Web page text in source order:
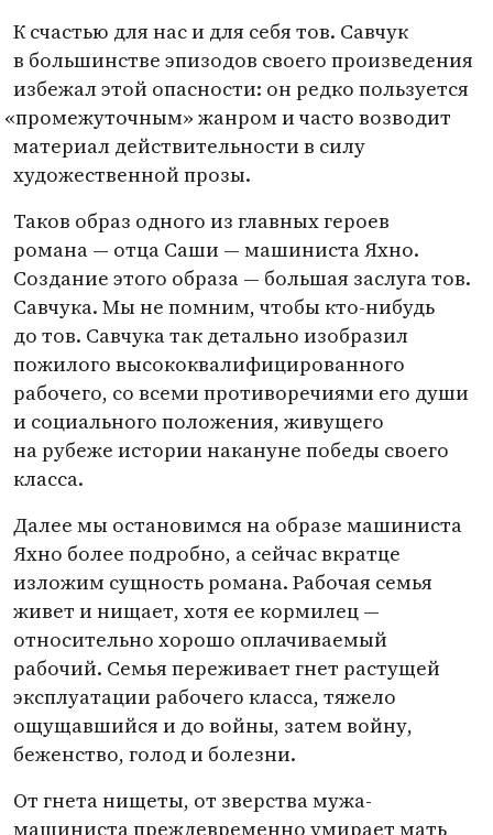
К счастью для нас и для себя тов. Савчук
в большинстве эпизодов своего произведения
избежал этой опасности: он редко пользуется
«промежуточным» жанром и часто возводит
материал действительности в силу
художественной прозы.
Таков образ одного из главных героев
романа — отца Саши — машиниста Яхно.
Создание этого образа — большая заслуга тов.
Савчука. Мы не помним, чтобы кто-нибудь
до тов. Савчука так детально изобразил
пожилого высококвалифицированного
рабочего, со всеми противоречиями его души
и социального положения, живущего
на рубеже истории накануне победы своего
класса.
Далее мы остановимся на образе машиниста
Яхно более подробно, а сейчас вкратце
изложим сущность романа. Рабочая семья
живет и нищает, хотя ее кормилец —
относительно хорошо оплачиваемый
рабочий. Семья переживает гнет растущей
эксплуатации рабочего класса, тяжело
ощущавшийся и до войны, затем войну,
беженство, голод и болезни.
От гнета нищеты, от зверства мужа-
машиниста преждевременно умирает мать